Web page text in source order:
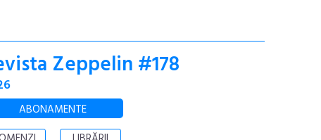
Zeppelin #178
ABONAMENTE